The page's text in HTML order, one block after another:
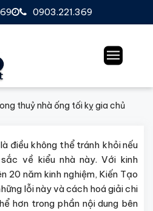
0903.221.369
thuỷ nhà ống tối kỵ gia chủ
điều không thể tránh khỏi nếu
về kiểu nhà này. Với kinh
20 năm kinh nghiệm, Kiến Tạo
lỗi này và cách hoá giải chi
hơn trong phần nội dung bên